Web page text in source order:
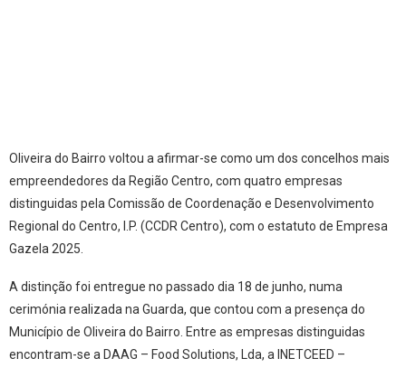
Oliveira do Bairro voltou a afirmar-se como um dos concelhos mais
empreendedores da Região Centro, com quatro empresas
distinguidas pela Comissão de Coordenação e Desenvolvimento
Regional do Centro, I.P. (CCDR Centro), com o estatuto de Empresa
Gazela 2025.
A distinção foi entregue no passado dia 18 de junho, numa
cerimónia realizada na Guarda, que contou com a presença do
Município de Oliveira do Bairro. Entre as empresas distinguidas
encontram-se a DAAG – Food Solutions, Lda, a INETCEED –